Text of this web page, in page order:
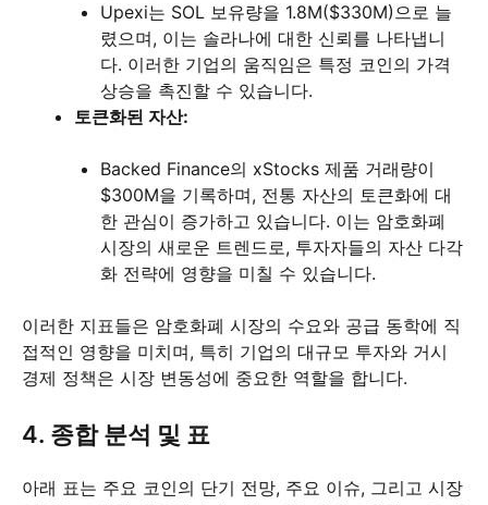
Upexi는 SOL 보유량을 1.8M($330M)으로 늘
렸으며, 이는 솔라나에 대한 신뢰를 나타냅니
다. 이러한 기업의 움직임은 특정 코인의 가격
상승을 촉진할 수 있습니다.
토큰화된 자산:
Backed Finance의 xStocks 제품 거래량이
$300M을 기록하며, 전통 자산의 토큰화에 대
한 관심이 증가하고 있습니다. 이는 암호화폐
시장의 새로운 트렌드로, 투자자들의 자산 다각
화 전략에 영향을 미칠 수 있습니다.
이러한 지표들은 암호화폐 시장의 수요와 공급 동학에 직
접적인 영향을 미치며, 특히 기업의 대규모 투자와 거시
경제 정책은 시장 변동성에 중요한 역할을 합니다.
4. 종합 분석 및 표
아래 표는 주요 코인의 단기 전망, 주요 이슈, 그리고 시장